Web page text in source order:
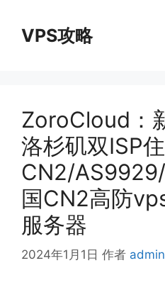
VPS攻略
ZoroCloud：
洛杉矶双ISP
CN2/
国CN2高防
服务器
2024年1月1日 作者 admin